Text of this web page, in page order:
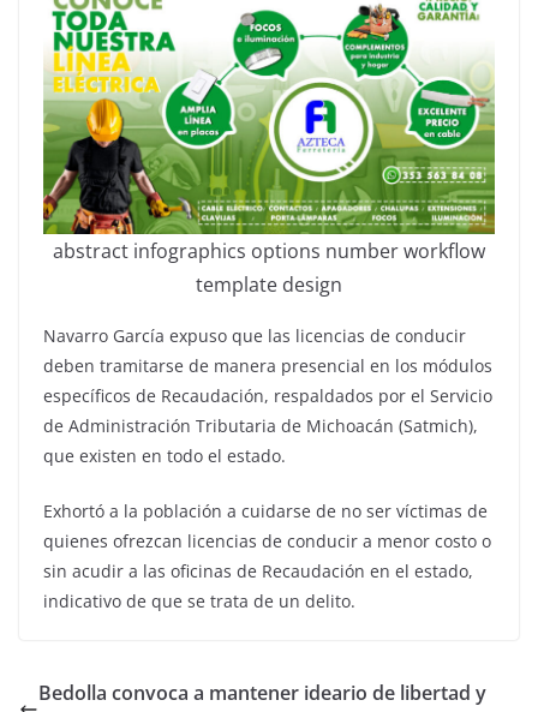
abstract infographics options number workflow
template design
Navarro García expuso que las licencias de conducir
deben tramitarse de manera presencial en los módulos
específicos de Recaudación, respaldados por el Servicio
de Administración Tributaria de Michoacán (Satmich),
que existen en todo el estado.
Exhortó a la población a cuidarse de no ser víctimas de
quienes ofrezcan licencias de conducir a menor costo o
sin acudir a las oficinas de Recaudación en el estado,
indicativo de que se trata de un delito.
Bedolla convoca a mantener ideario de libertad y